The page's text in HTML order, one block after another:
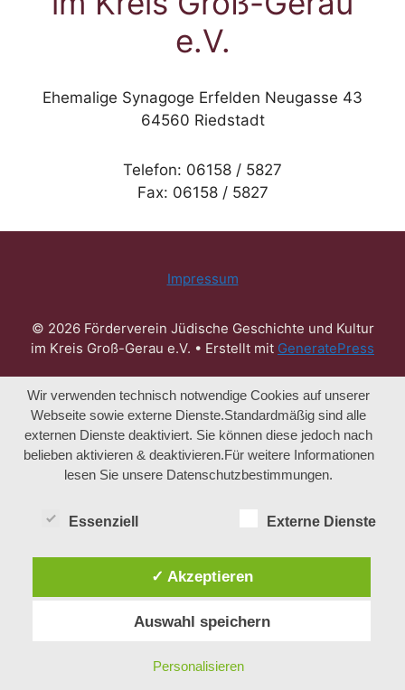
e.V.
Ehemalige Synagoge Erfelden Neugasse 43
64560 Riedstadt
Telefon: 06158 / 5827
Fax: 06158 / 5827
Impressum
© 2026 Förderverein Jüdische Geschichte und Kultur
im Kreis Groß-Gerau e.V. • Erstellt mit GeneratePress
Wir verwenden technisch notwendige Cookies auf unserer
Webseite sowie externe Dienste.Standardmäßig sind alle
externen Dienste deaktiviert. Sie können diese jedoch nach
belieben aktivieren & deaktivieren.Für weitere Informationen
lesen Sie unsere Datenschutzbestimmungen.
Essenziell Externe Dienste
✓ Akzeptieren
Auswahl speichern
Personalisieren